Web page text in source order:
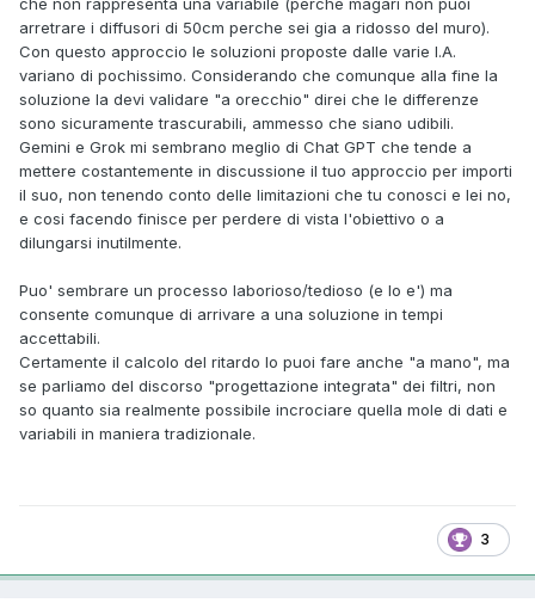
arretrare i diffusori di 50cm perche sei gia a ridosso del muro).
Con questo approccio le soluzioni proposte dalle varie I.A.
variano di pochissimo. Considerando che comunque alla fine la
soluzione la devi validare "a orecchio" direi che le differenze
sono sicuramente trascurabili, ammesso che siano udibili.
Gemini e Grok mi sembrano meglio di Chat GPT che tende a
mettere costantemente in discussione il tuo approccio per importi
il suo, non tenendo conto delle limitazioni che tu conosci e lei no,
e cosi facendo finisce per perdere di vista l'obiettivo o a
dilungarsi inutilmente.
Puo' sembrare un processo laborioso/tedioso (e lo e') ma
consente comunque di arrivare a una soluzione in tempi
accettabili.
Certamente il calcolo del ritardo lo puoi fare anche "a mano", ma
se parliamo del discorso "progettazione integrata" dei filtri, non
so quanto sia realmente possibile incrociare quella mole di dati e
variabili in maniera tradizionale.
3